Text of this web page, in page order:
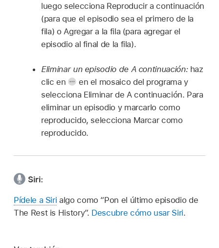
luego selecciona Reproducir a continuación
(para que el episodio sea el primero de la
fila) o Agregar a la fila (para agregar el
episodio al final de la fila).
Eliminar un episodio de A continuación:haz
clic en
en el mosaico del programa y
selecciona Eliminar de A continuación. Para
eliminar un episodio y marcarlo como
reproducido, selecciona Marcar como
reproducido.
Siri:
Pídele a Siri algo como “Pon el último episodio de
The Rest is History”. Descubre cómo usar Siri.